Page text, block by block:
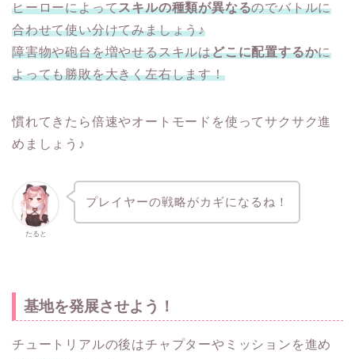
ヒーローによってスキルの種類が異なるのでバトルに
合わせて使い分けてみましょう♪
障害物や砲台を増やせるスキルはどこに配置するかに
よっても勝敗を大きく左右します！
慣れてきたら倍速やオートモードを使ってサクサク進
めましょう♪
たると
プレイヤーの戦略がカギになるね！
基地を発展させよう！
チュートリアルの後はチャプターやミッションを進め